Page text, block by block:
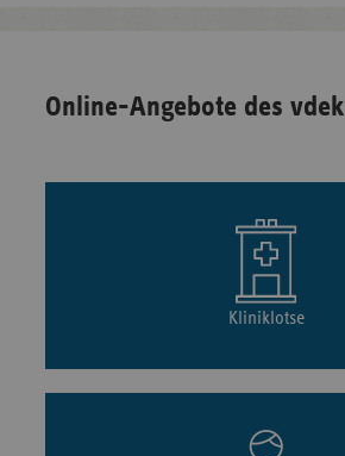
Online-Angebote des vdek
Kliniklotse